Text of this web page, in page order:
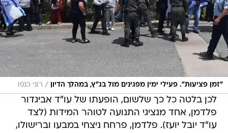
"זמן פציעות". פעילי ימין מפגינים מול בג"ץ, במהלך הדיון / רוני כנפו
לכן בלטה כל כך שלשום, הופעתו של עו"ד אביגדור
פלדמן, אחד מנציגי התנועה לטוהר המידות (לצד
עו"ד יובל יועז). פלדמן, פרחח ניצחי במבעו וברישולו,